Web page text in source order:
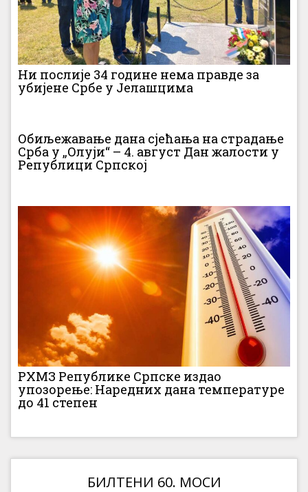
Ни послије 34 године нема правде за
убијене Србе у Јелашцима
Обиљежавање дана сјећања на страдање
Срба у „Олуји“ – 4. август Дан жалости у
Републици Српској
РХМЗ Републике Српске издао
упозорење: Наредних дана температуре
до 41 степен
БИЛТЕНИ 60. МОСИ